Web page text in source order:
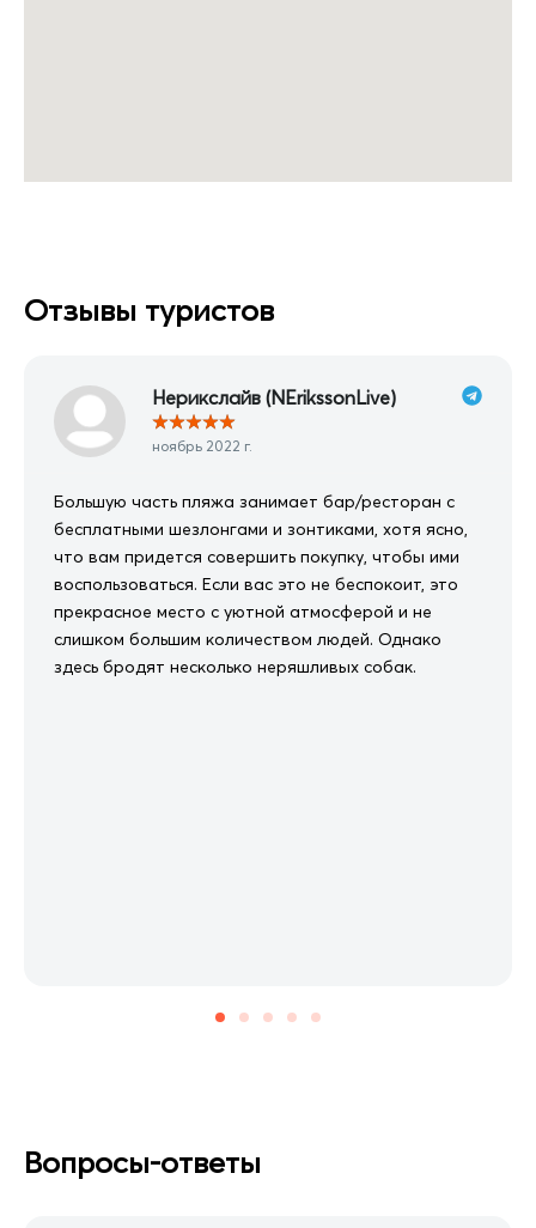
Отзывы туристов
Нерикслайв (NErikssonLive)
★★★★★
ноябрь 2022 г.
Большую часть пляжа занимает бар/ресторан с
бесплатными шезлонгами и зонтиками, хотя ясно,
что вам придется совершить покупку, чтобы ими
воспользоваться. Если вас это не беспокоит, это
прекрасное место с уютной атмосферой и не
слишком большим количеством людей. Однако
здесь бродят несколько неряшливых собак.
Вопросы-ответы